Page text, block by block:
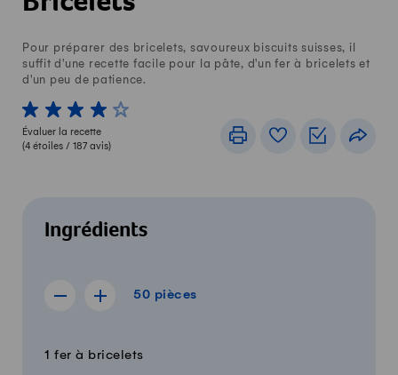
Pour préparer des bricelets, savoureux biscuits suisses, il
suffit d'une recette facile pour la pâte, d'un fer à bricelets et
d'un peu de patience.
1 von 5 étoiles
2 von 5 étoiles
3 von 5 étoiles
4 von 5 étoiles
5 von 5 étoiles
Évaluer la recette
(4 étoiles / 187 avis)
ImprimerLivre de recettes
Listes de
Ingrédients
50 pièces
Afficher la recette de 49 pièces
Afficher la recette de 51 pièces
50 pièces
QuantitéIngrédients
1 fer à bricelets